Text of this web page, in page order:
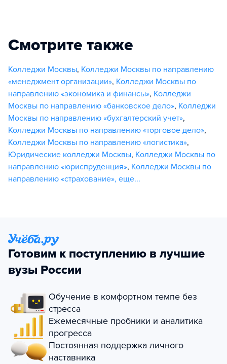
Смотрите также
Колледжи Москвы, Колледжи Москвы по направлению
«менеджмент организации», Колледжи Москвы по
направлению «экономика и финансы», Колледжи
Москвы по направлению «банковское дело», Колледжи
Москвы по направлению «бухгалтерский учет»,
Колледжи Москвы по направлению «торговое дело»,
Колледжи Москвы по направлению «логистика»,
Юридические колледжи Москвы, Колледжи Москвы по
направлению «юриспруденция», Колледжи Москвы по
направлению «страхование», еще...
Готовим к поступлению в лучшие
вузы России
Обучение в комфортном темпе без
стресса
Ежемесячные пробники и аналитика
прогресса
Постоянная поддержка личного
наставника